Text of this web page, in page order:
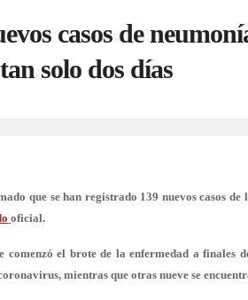
casos de
solo dos días
que se han registrado 139 nuevos casos de
oficial.
comenzó el brote de la enfermedad a finales
mientras que otras nueve se